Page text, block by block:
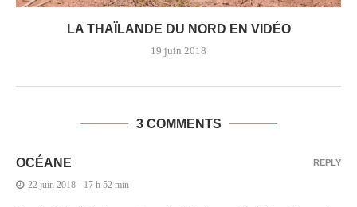
LA THAÏLANDE DU NORD EN VIDÉO
19 juin 2018
3 COMMENTS
OCÉANE
22 juin 2018 - 17 h 52 min
REPLY